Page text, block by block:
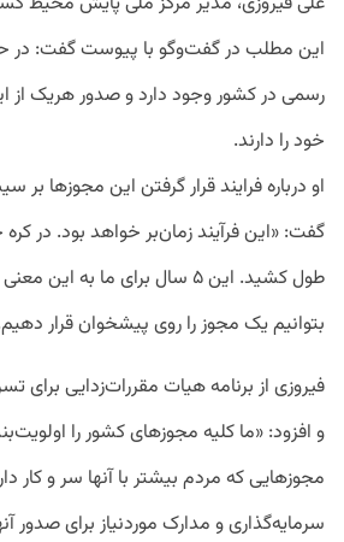
رسمی در کشور وجود دارد و صدور هریک از
خود را دارند.
او درباره فرایند قرار گرفتن این مجوزها
گفت: «این فرآیند زمان‌بر خواهد بود. در
طول کشید. این ۵ سال برای ما به
بتوانیم یک مجوز را روی پیشخوان قرار
فیروزی از برنامه هیات مقررات‌زدایی برای
و افزود: «ما کلیه مجوزهای کشور را
مجوزهایی که مردم بیشتر با آنها سر و کار
سرمایه‌گذاری و مدارک موردنیاز برای صدور